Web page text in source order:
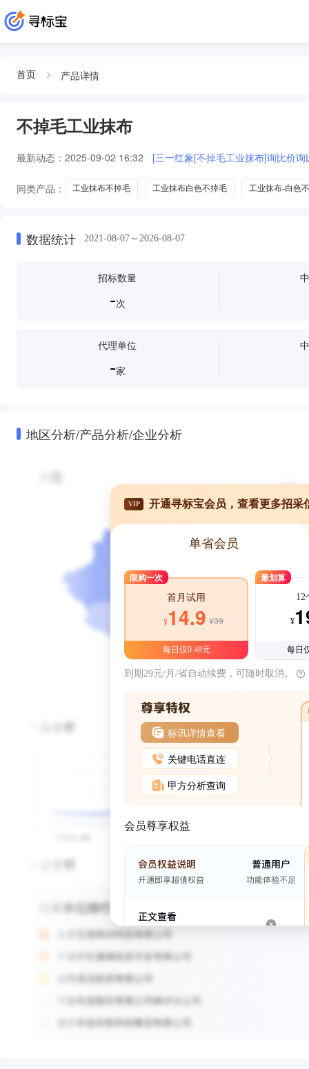
首页 产品详情
不掉毛工业抹布
最新动态： 2025-09-02 16:32 [三一红象[不掉毛工业抹布]询比价询
同类产品： 工业抹布不掉毛 工业抹布白色不掉毛 工业抹布-白色
数据统计 2021-08-07～2026-08-07
招标数量
-次
代理单位
-家
地区分析/产品分析/企业分析
VIP 开通寻标宝会员，查看更多招采
单省会员
限购一次
首月试用
¥14.9 ¥39
每日仅0.48元
最划算
12
¥
每日
到期29元/月/省自动续费，可随时取消。
标讯详情查看
关键电话直连
甲方分析查询
会员尊享权益